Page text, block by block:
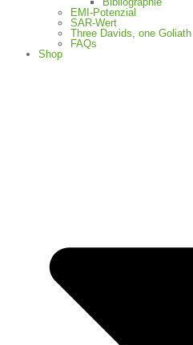
EMI-Potenzial
SAR-Wert
Three Davids, one Goliath
FAQs
Shop